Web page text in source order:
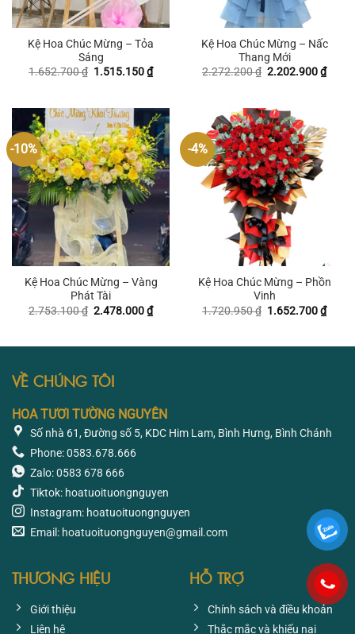
Kệ Hoa Chúc Mừng – Tỏa
Sáng
1.652.700₫ Giá
1.515.150₫Giá
hiện
1.515.150 ₫.
Kệ Hoa Chúc Mừng – Nấc
Thang Mới
2.272.200₫ Giá
2.202.900₫Giá
hiện
-10%
Kệ Hoa Chúc Mừng – Vàng
Phát Tài
2.753.100₫ Giá
2.478.000₫Giá
hiện
-4%
Kệ Hoa Chúc Mừng – Phồn
Vinh
1.720.950₫ Giá
1.652.700₫Giá
hiện
VỀ CHÚNG TÔI
HOA TƯƠI TƯỜNG NGUYÊN
Số nhà 61, Đường số 5, KDC Him Lam, Bình Hưng, Bình Chánh
Phone: 0583.678.666
Zalo: 0583 678 666
Tiktok: hoatuoituongnguyen
Instagram: hoatuoituongnguyen
Email: hoatuoituongnguyen@gmail.com
THƯƠNG HIỆU
Giới thiệu
Liên hệ
HỖ TRỢ
Chính sách và điều khoản
Thắc mắc và khiếu nại